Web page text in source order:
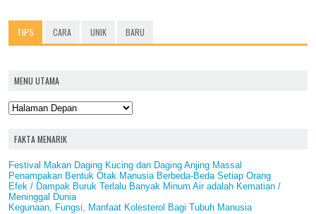
TIPS CARA UNIK BARU
MENU UTAMA
FAKTA MENARIK
Festival Makan Daging Kucing dan Daging Anjing Massal
Penampakan Bentuk Otak Manusia Berbeda-Beda Setiap Orang
Efek / Dampak Buruk Terlalu Banyak Minum Air adalah Kematian /
Meninggal Dunia
Kegunaan, Fungsi, Manfaat Kolesterol Bagi Tubuh Manusia